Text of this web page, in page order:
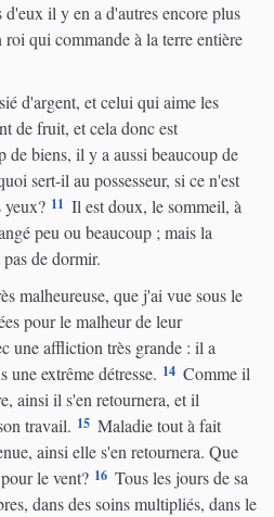
d'eux il y en a d'autres encore plus
qui commande à la terre entière
d'argent, et celui qui aime les
de fruit, et cela donc est
de biens, il y a aussi beaucoup de
sert-il au possesseur, si ce n'est
yeux? 11 Il est doux, le sommeil, à
peu ou beaucoup ; mais la
de dormir.
malheureuse, que j'ai vue sous le
pour le malheur de leur
une affliction très grande : il a
une extrême détresse. 14 Comme il
ainsi il s'en retournera, et il
travail. 15 Maladie tout à fait
ainsi elle s'en retournera. Que
le vent? 16 Tous les jours de sa
dans des soins multipliés, dans le